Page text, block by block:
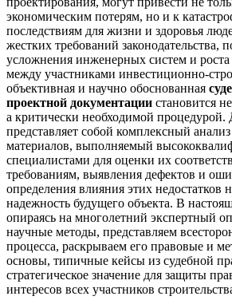
экономическим потерям, но и к
последствиям для жизни и здоровья
жестких требований законодательства,
усложнения инженерных систем и
между участниками инвестиционно-
объективная и научно обоснованная
проектной документации становится
а критически необходимой процедурой.
представляет собой комплексный
материалов, выполняемый
специалистами для оценки их
требованиям, выявления дефектов и
определения влияния этих недостатков
надежность будущего объекта. В
опираясь на многолетний экспертный
научные методы, представляем
процесса, раскрываем его правовые и
основы, типичные кейсы из судебной
стратегическое значение для защиты
интересов всех участников